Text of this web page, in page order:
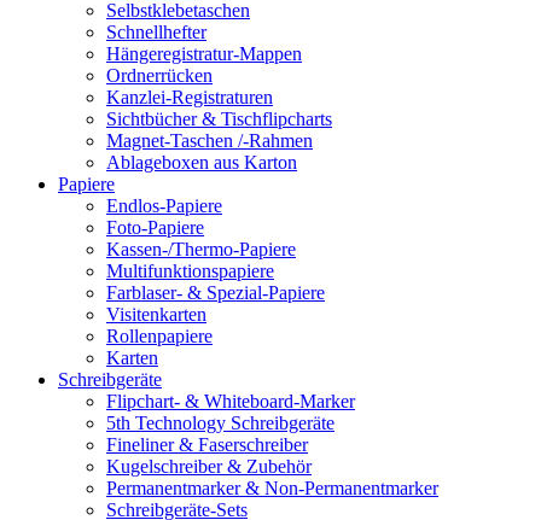
Selbstklebetaschen
Schnellhefter
Hängeregistratur-Mappen
Ordnerrücken
Kanzlei-Registraturen
Sichtbücher & Tischflipcharts
Magnet-Taschen /-Rahmen
Ablageboxen aus Karton
Papiere
Endlos-Papiere
Foto-Papiere
Kassen-/Thermo-Papiere
Multifunktionspapiere
Farblaser- & Spezial-Papiere
Visitenkarten
Rollenpapiere
Karten
Schreibgeräte
Flipchart- & Whiteboard-Marker
5th Technology Schreibgeräte
Fineliner & Faserschreiber
Kugelschreiber & Zubehör
Permanentmarker & Non-Permanentmarker
Schreibgeräte-Sets